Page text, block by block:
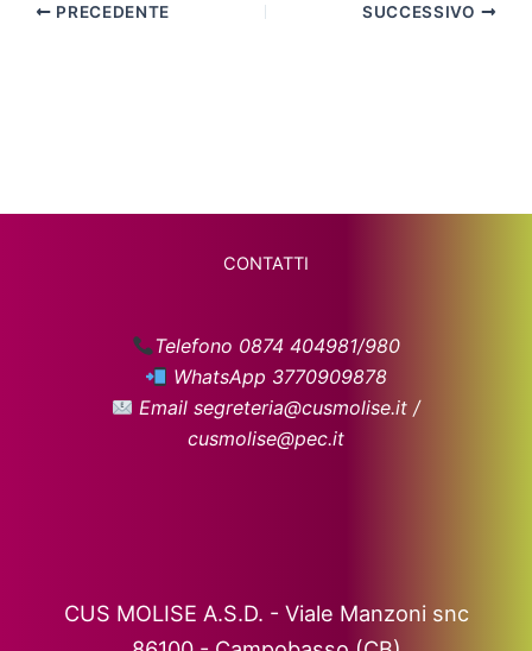
PRECEDENTE SUCCESSIVO
CONTATTI
Telefono 0874 404981/980
WhatsApp 3770909878
Email segreteria@cusmolise.it /
cusmolise@pec.it
CUS MOLISE A.S.D. - Viale Manzoni snc